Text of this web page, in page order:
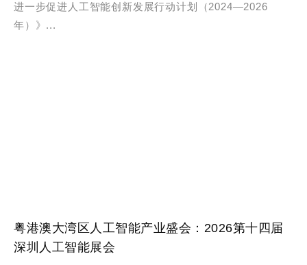
进一步促进人工智能创新发展行动计划（2024—2026
年）》...
粤港澳大湾区人工智能产业盛会：2026第十四届
深圳人工智能展会